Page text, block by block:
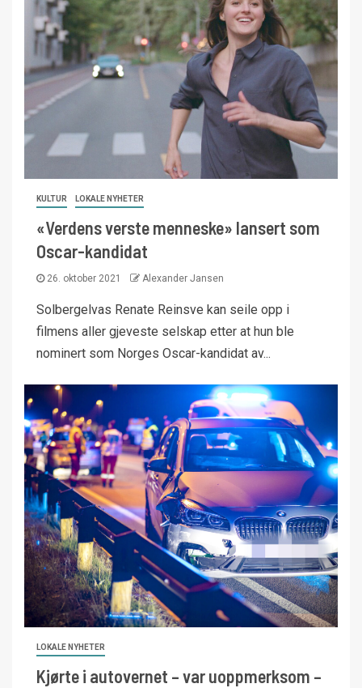
KULTUR LOKALE NYHETER
«Verdens verste menneske» lansert som
Oscar-kandidat
26. oktober 2021 Alexander Jansen
Solbergelvas Renate Reinsve kan seile opp i
filmens aller gjeveste selskap etter at hun ble
nominert som Norges Oscar-kandidat av...
LOKALE NYHETER
Kjørte i autovernet – var uoppmerksom –